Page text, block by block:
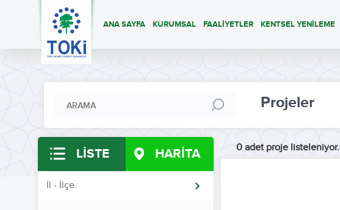
ANA SAYFA KURUMSAL FAALİYETLER KENTSEL YENİLEME
Projeler
LİSTE HARİTA
İl - İlçe
0 adet proje listeleniyor.